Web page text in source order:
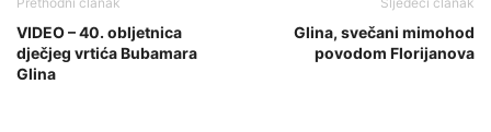
VIDEO – 40. obljetnica
dječjeg vrtića Bubamara
Glina
Glina, svečani mimohod
povodom Florijanova